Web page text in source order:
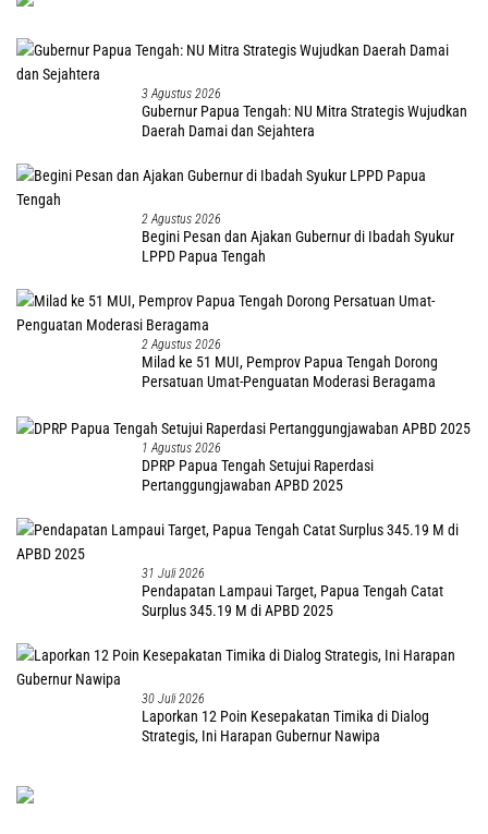
3 Agustus 2026
Gubernur Papua Tengah: NU Mitra Strategis Wujudkan
Daerah Damai dan Sejahtera
2 Agustus 2026
Begini Pesan dan Ajakan Gubernur di Ibadah Syukur
LPPD Papua Tengah
2 Agustus 2026
Milad ke 51 MUI, Pemprov Papua Tengah Dorong
Persatuan Umat-Penguatan Moderasi Beragama
1 Agustus 2026
DPRP Papua Tengah Setujui Raperdasi
Pertanggungjawaban APBD 2025
31 Juli 2026
Pendapatan Lampaui Target, Papua Tengah Catat
Surplus 345.19 M di APBD 2025
30 Juli 2026
Laporkan 12 Poin Kesepakatan Timika di Dialog
Strategis, Ini Harapan Gubernur Nawipa